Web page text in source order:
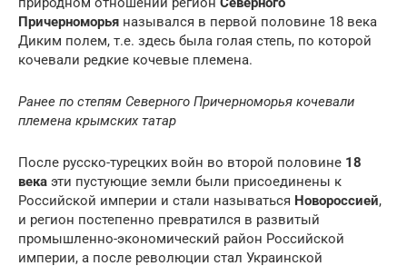
Причерноморья назывался в первой половине 18 века
Диким полем, т.е. здесь была голая степь, по которой
кочевали редкие кочевые племена.
Ранее по степям Северного Причерноморья кочевали
племена крымских татар
После русско-турецких войн во второй половине 18
века эти пустующие земли были присоединены к
Российской империи и стали называться Новороссией,
и регион постепенно превратился в развитый
промышленно-экономический район Российской
империи, а после революции стал Украинской